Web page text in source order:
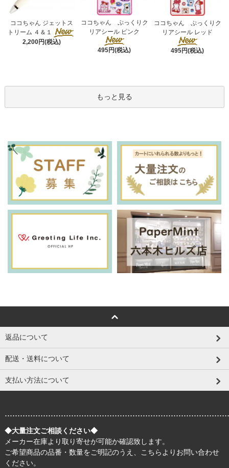
ココちゃん ジェットス
トリーム ４＆１
2,200円(税込)
ココちゃん ぷっくりク
リアシール ピンク
495円(税込)
ココちゃん ぷっくりク
リアシール レッド
495円(税込)
もっと見る
返品について
配送・送料について
支払い方法について
◆大量注文ご相談ください◆
メーカー在庫より取り寄せが可能か確認致します。
ご希望商品の品番・数量をご明記のうえ、
こちら よりお問い合わせ
ください。